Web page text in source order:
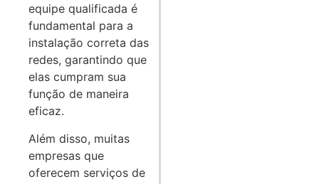
equipe qualificada é
fundamental para a
instalação correta das
redes, garantindo que
elas cumpram sua
função de maneira
eficaz.
Além disso, muitas
empresas que
oferecem serviços de